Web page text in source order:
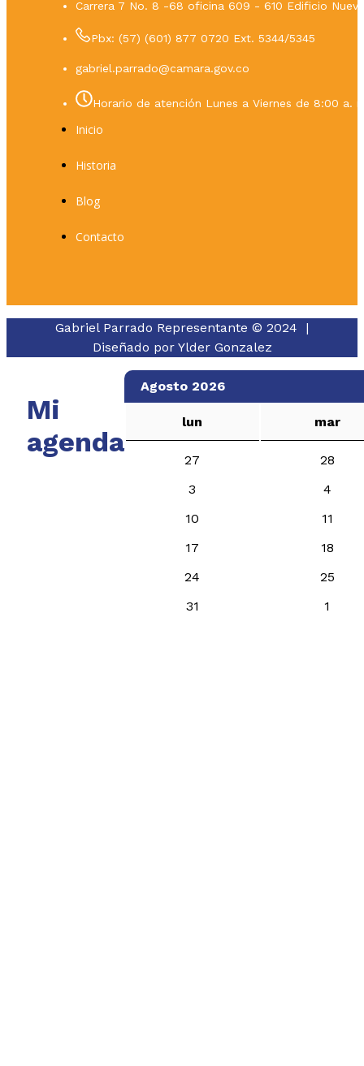
Carrera 7 No. 8 -68 oficina 609 - 610 Edificio
Pbx: (57) (601) 877 0720 Ext. 5344/5345
gabriel.parrado@camara.gov.co
Horario de atención Lunes a Viernes de 8:00 a.
Inicio
Historia
Blog
Contacto
Gabriel Parrado Representante © 2024 |
Diseñado por Ylder Gonzalez
Mi
agenda
Agosto 2026
lun mar
27
28
3
4
10
11
17
18
24
25
31
1